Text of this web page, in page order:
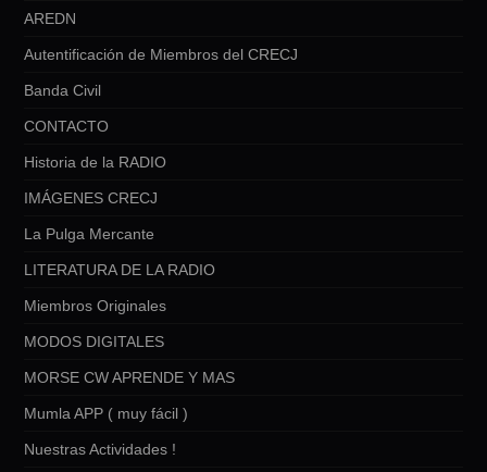
AREDN
Autentificación de Miembros del CRECJ
Banda Civil
CONTACTO
Historia de la RADIO
IMÁGENES CRECJ
La Pulga Mercante
LITERATURA DE LA RADIO
Miembros Originales
MODOS DIGITALES
MORSE CW APRENDE Y MAS
Mumla APP ( muy fácil )
Nuestras Actividades !